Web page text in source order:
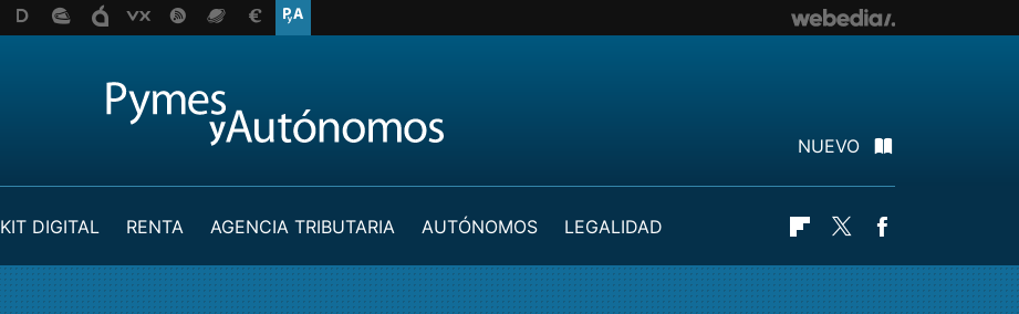
NUEVO
KIT DIGITAL RENTA AGENCIA TRIBUTARIA AUTÓNOMOS
LEGALIDAD
Flipboard
Twitter